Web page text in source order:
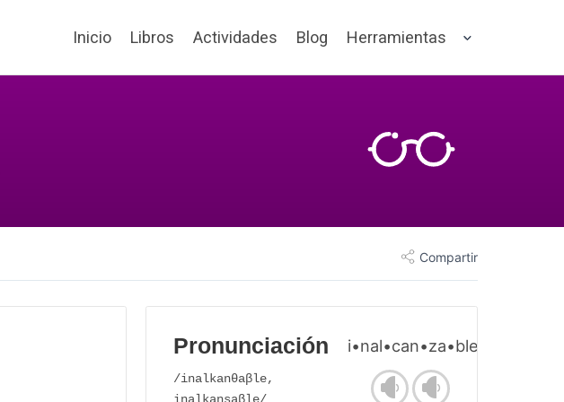
Inicio Libros Actividades Blog Herramientas
Compartir
Pronunciación i•nal•can•za•ble
/inalkanθaβle,